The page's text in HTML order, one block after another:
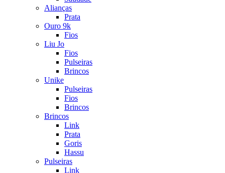
Alianças
Prata
Ouro 9k
Fios
Liu Jo
Fios
Pulseiras
Brincos
Unike
Pulseiras
Fios
Brincos
Brincos
Link
Prata
Goris
Hassu
Pulseiras
Link